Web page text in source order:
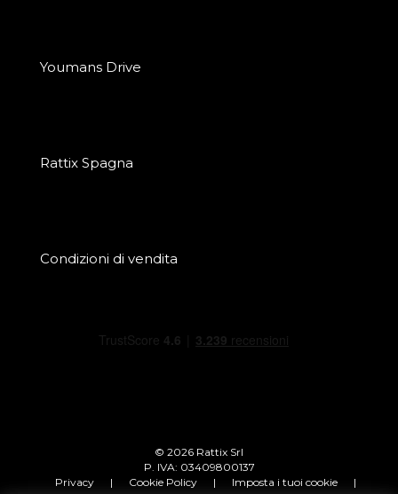
Youmans Drive
Rattix Spagna
Condizioni di vendita
© 2026 Rattix Srl
P. IVA: 03409800137
Privacy
| Cookie Policy | Imposta i tuoi cookie
|